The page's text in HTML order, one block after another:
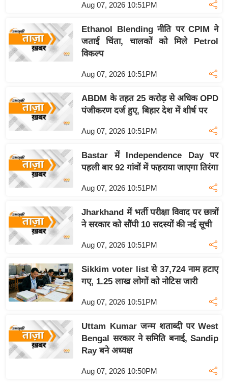
सा
सा
ल
ख्सि
य
त
ग
इं
डि
सा
हि
त्य
ग
त
ऑ
Aug 07, 2026 10:51PM
Ethanol Blending नीति पर CPIM ने
जताई चिंता, चालकों को मिले Petrol
विकल्प
Aug 07, 2026 10:51PM
ABDM के तहत 25 करोड़ से अधिक OPD
पंजीकरण दर्ज हुए, बिहार देश में शीर्ष पर
Aug 07, 2026 10:51PM
Bastar में Independence Day पर
पहली बार 92 गांवों में फहराया जाएगा तिरंगा
Aug 07, 2026 10:51PM
Jharkhand में भर्ती परीक्षा विवाद पर छात्रों
ने सरकार को सौंपी 10 सदस्यों की नई सूची
Aug 07, 2026 10:51PM
Sikkim voter list से 37,724 नाम हटाए
गए, 1.25 लाख लोगों को नोटिस जारी
Aug 07, 2026 10:51PM
Uttam Kumar जन्म शताब्दी पर West
Bengal सरकार ने समिति बनाई, Sandip
Ray बने अध्यक्ष
Aug 07, 2026 10:50PM